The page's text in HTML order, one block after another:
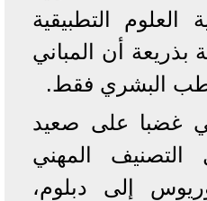
العلوم التطبيقية
بذريعة أن المباني
البشري فقط.
غضبا على صعيد
التصنيف المهني
إلى دبلوم،